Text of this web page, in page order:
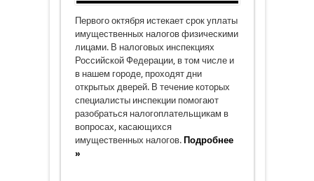
Первого октября истекает срок уплаты
имущественных налогов физическими
лицами. В налоговых инспекциях
Российской Федерации, в том числе и
в нашем городе, проходят дни
открытых дверей. В течение которых
специалисты инспекции помогают
разобраться налогоплательщикам в
вопросах, касающихся
имущественных налогов. Подробнее
»